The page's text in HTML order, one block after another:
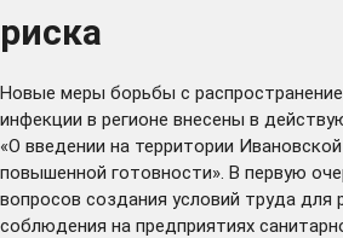
риска
Новые меры борьбы с
инфекции в регионе внесены в
«О введении на территории
повышенной готовности». В первую
вопросов создания условий труда для
соблюдения на предприятиях